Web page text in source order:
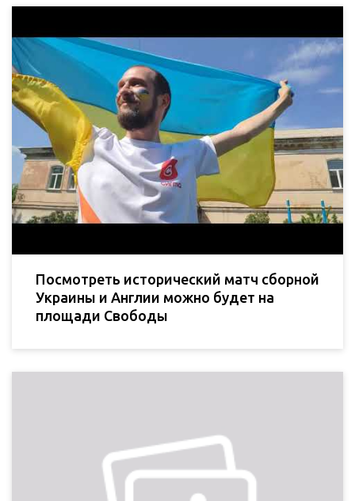
Посмотреть исторический матч сборной
Украины и Англии можно будет на
площади Свободы